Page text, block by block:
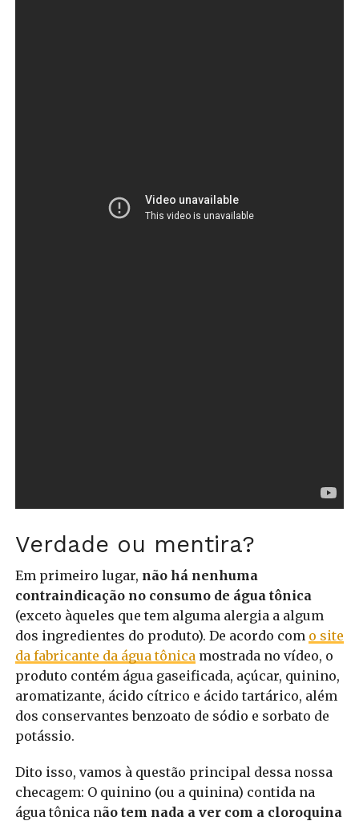
Verdade ou mentira?
Em primeiro lugar, não há nenhuma
contraindicação no consumo de água tônica
(exceto àqueles que tem alguma alergia a algum
dos ingredientes do produto). De acordo com o site
da fabricante da água tônicamostrada no vídeo, o
produto contém água gaseificada, açúcar, quinino,
aromatizante, ácido cítrico e ácido tartárico, além
dos conservantes benzoato de sódio e sorbato de
potássio.
Dito isso, vamos à questão principal dessa nossa
checagem: O quinino (ou a quinina) contida na
água tônica não tem nada a ver com a cloroquina